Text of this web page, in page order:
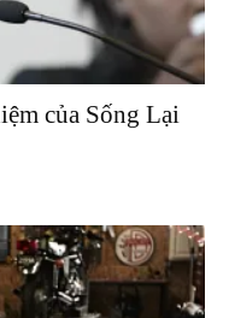
của Sống Lại